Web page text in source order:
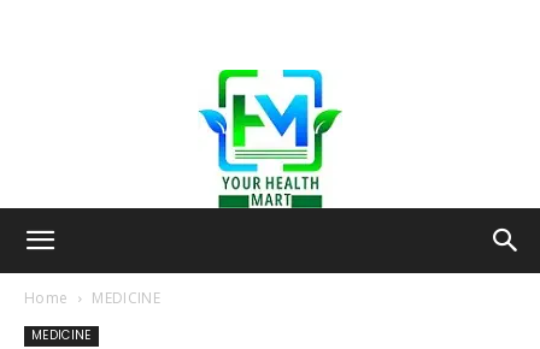
Home MEDICINE
MEDICINE